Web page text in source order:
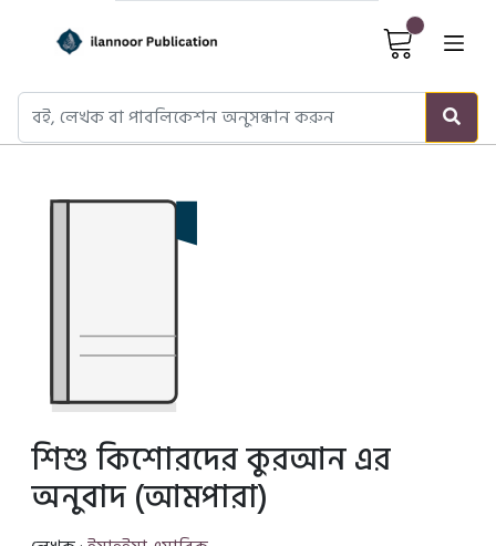
Cart
শিশু কিশোরদের কুরআন এর
অনুবাদ (আমপারা)